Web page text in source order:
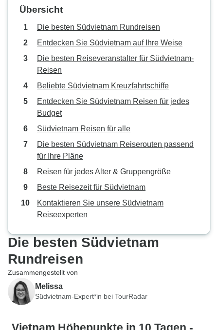
Übersicht
Die besten Südvietnam Rundreisen
Entdecken Sie Südvietnam auf Ihre Weise
Die besten Reiseveranstalter für Südvietnam-
Reisen
Beliebte Südvietnam Kreuzfahrtschiffe
Entdecken Sie Südvietnam Reisen für jedes
Budget
Südvietnam Reisen für alle
Die besten Südvietnam Reiserouten passend
für Ihre Pläne
Reisen für jedes Alter & Gruppengröße
Beste Reisezeit für Südvietnam
Kontaktieren Sie unsere Südvietnam
Reiseexperten
Die besten Südvietnam
Rundreisen
Zusammengestellt von
Melissa
Südvietnam-Expert*in bei TourRadar